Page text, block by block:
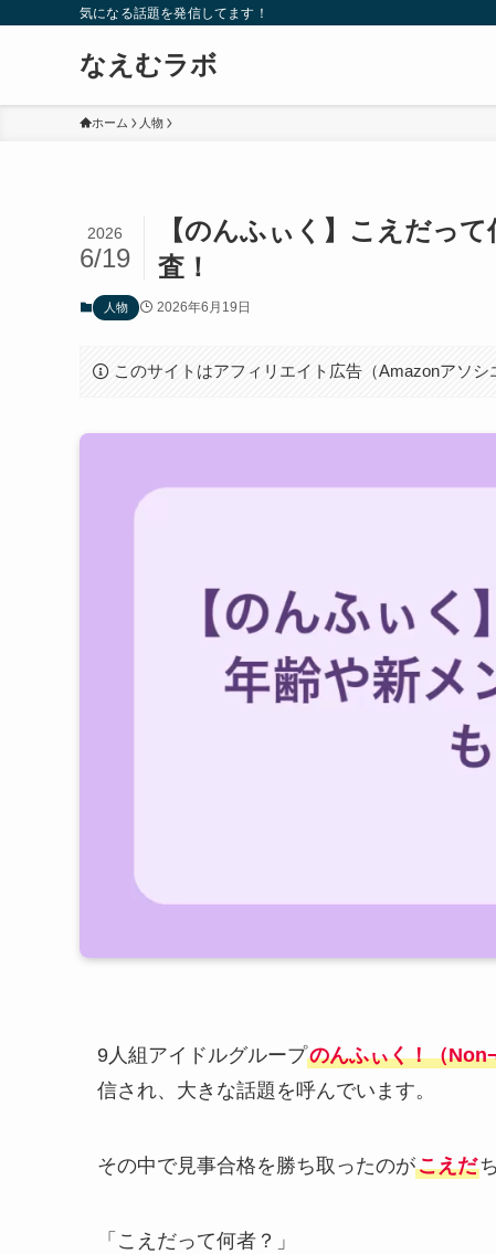
気になる話題を発信してます！
なえむラボ
ホーム 人物
【のんふぃく】こえだっ
査！
2026
6/19
人物 2026年6月19日
このサイトはアフィリエイト広告（Amazonアソシ
9人組アイドルグループのんふぃく！（
信され、大きな話題を呼んでいます。
その中で見事合格を勝ち取ったのがこえだ
「こえだって何者？」